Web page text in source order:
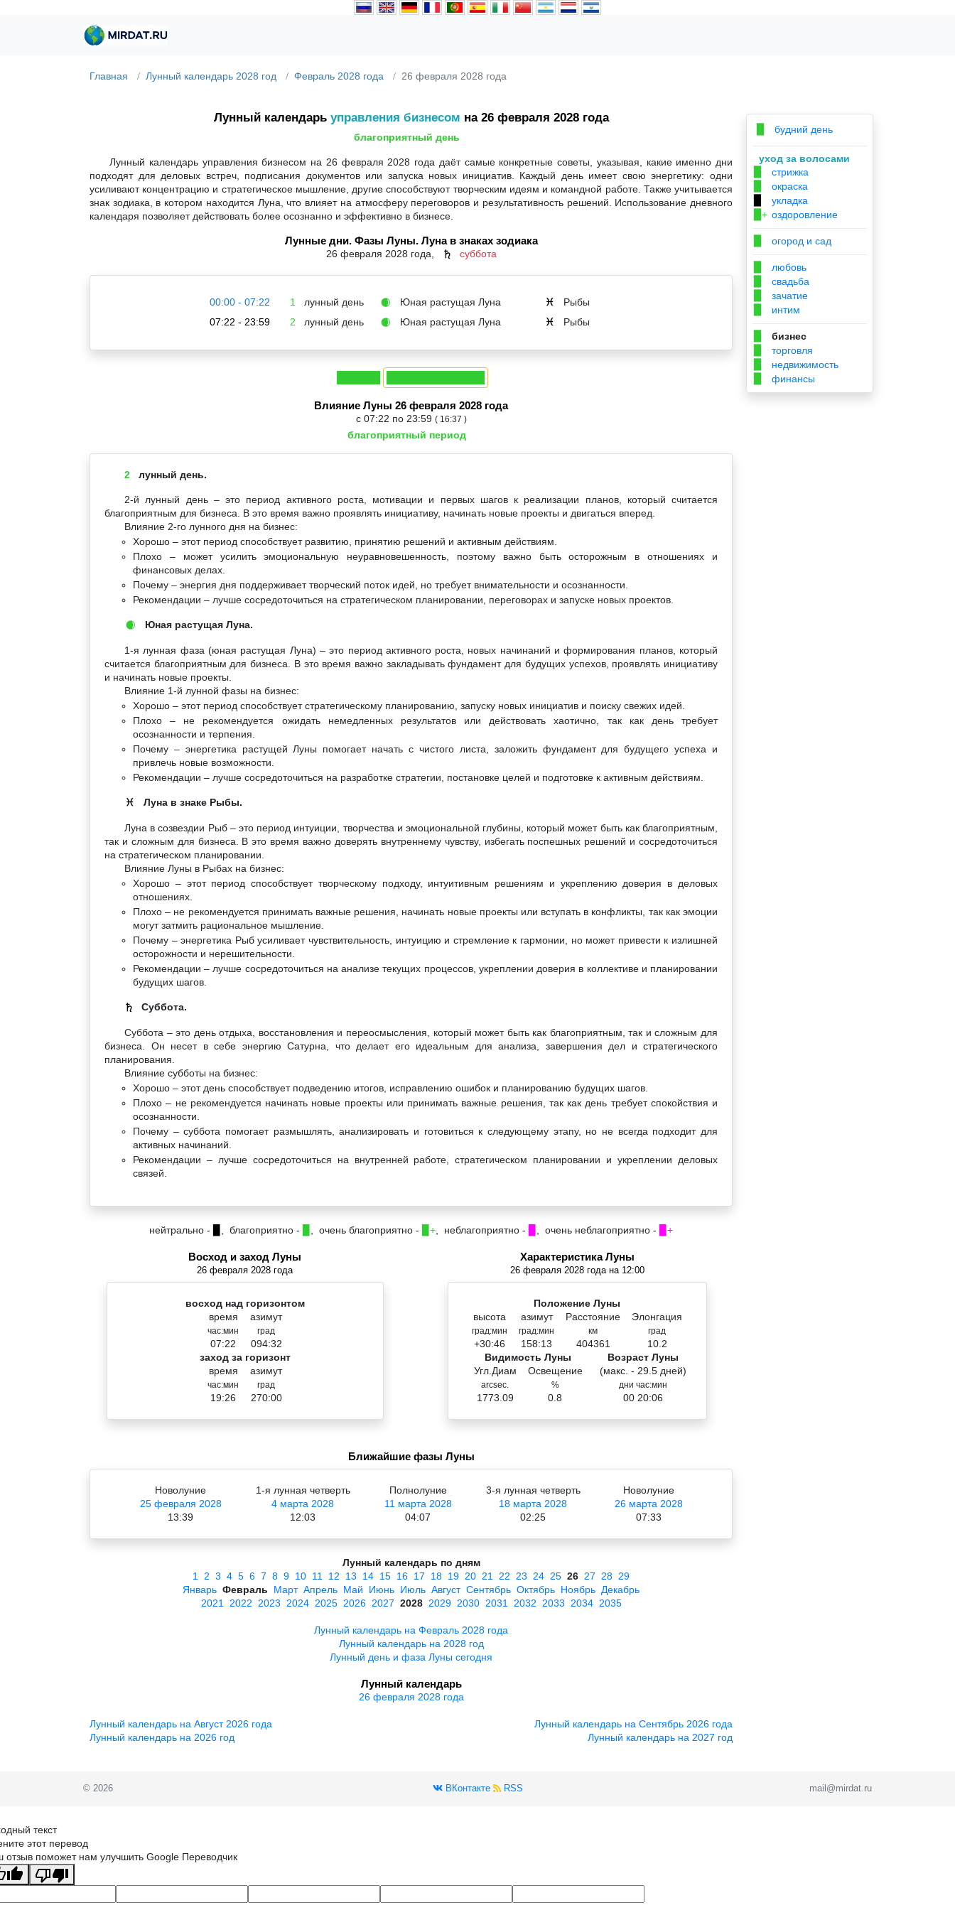
Главная Лунный календарь 2028 год Февраль 2028 года 26 февраля 2028 года
Лунный календарь управления бизнесом на 26 февраля 2028 года
благоприятный день
Лунный календарь управления бизнесом на 26 февраля 2028 года даёт самые конкретные советы, указывая, какие именно дни
подходят для деловых встреч, подписания документов или запуска новых инициатив. Каждый день имеет свою энергетику: одни
усиливают концентрацию и стратегическое мышление, другие способствуют творческим идеям и командной работе. Также учитывается
знак зодиака, в котором находится Луна, что влияет на атмосферу переговоров и результативность решений. Использование дневного
календаря позволяет действовать более осознанно и эффективно в бизнесе.
Лунные дни. Фазы Луны. Луна в знаках зодиака
26 февраля 2028 года, ♄ суббота
00:00 - 07:22 1 лунный день 🌒 Юная растущая Луна ♓
Рыбы
07:22 - 23:59
2 лунный день 🌒 Юная растущая Луна ♓ Рыбы
Влияние Луны 26 февраля 2028 года
с 07:22 по 23:59 ( 16:37 )
благоприятный период
2 лунный день.
2-й лунный день – это период активного роста, мотивации и первых шагов к реализации планов, который считается
благоприятным для бизнеса. В это время важно проявлять инициативу, начинать новые проекты и двигаться вперед.
Влияние 2-го лунного дня на бизнес:
Хорошо – этот период способствует развитию, принятию решений и активным действиям.
Плохо – может усилить эмоциональную неуравновешенность, поэтому важно быть осторожным в отношениях и
финансовых делах.
Почему – энергия дня поддерживает творческий поток идей, но требует внимательности и осознанности.
Рекомендации – лучше сосредоточиться на стратегическом планировании, переговорах и запуске новых проектов.
🌒 Юная растущая Луна.
1-я лунная фаза (юная растущая Луна) – это период активного роста, новых начинаний и формирования планов, который
считается благоприятным для бизнеса. В это время важно закладывать фундамент для будущих успехов, проявлять инициативу
и начинать новые проекты.
Влияние 1-й лунной фазы на бизнес:
Хорошо – этот период способствует стратегическому планированию, запуску новых инициатив и поиску свежих идей.
Плохо – не рекомендуется ожидать немедленных результатов или действовать хаотично, так как день требует
осознанности и терпения.
Почему – энергетика растущей Луны помогает начать с чистого листа, заложить фундамент для будущего успеха и
привлечь новые возможности.
Рекомендации – лучше сосредоточиться на разработке стратегии, постановке целей и подготовке к активным действиям.
♓ Луна в знаке Рыбы.
Луна в созвездии Рыб – это период интуиции, творчества и эмоциональной глубины, который может быть как благоприятным,
так и сложным для бизнеса. В это время важно доверять внутреннему чувству, избегать поспешных решений и сосредоточиться
на стратегическом планировании.
Влияние Луны в Рыбах на бизнес:
Хорошо – этот период способствует творческому подходу, интуитивным решениям и укреплению доверия в деловых
отношениях.
Плохо – не рекомендуется принимать важные решения, начинать новые проекты или вступать в конфликты, так как эмоции
могут затмить рациональное мышление.
Почему – энергетика Рыб усиливает чувствительность, интуицию и стремление к гармонии, но может привести к излишней
осторожности и нерешительности.
Рекомендации – лучше сосредоточиться на анализе текущих процессов, укреплении доверия в коллективе и планировании
будущих шагов.
♄ Суббота.
Суббота – это день отдыха, восстановления и переосмысления, который может быть как благоприятным, так и сложным для
бизнеса. Он несет в себе энергию Сатурна, что делает его идеальным для анализа, завершения дел и стратегического
планирования.
Влияние субботы на бизнес:
Хорошо – этот день способствует подведению итогов, исправлению ошибок и планированию будущих шагов.
Плохо – не рекомендуется начинать новые проекты или принимать важные решения, так как день требует спокойствия и
осознанности.
Почему – суббота помогает размышлять, анализировать и готовиться к следующему этапу, но не всегда подходит для
активных начинаний.
Рекомендации – лучше сосредоточиться на внутренней работе, стратегическом планировании и укреплении деловых
связей.
нейтрально - , благоприятно - , очень благоприятно - ▉+ , неблагоприятно - , очень неблагоприятно - ▉+
Восход и заход Луны
26 февраля 2028 года
восход над горизонтом
время
час:мин
07:22
азимут
град
094:32
заход за горизонт
время
час:мин
19:26
азимут
град
270:00
Характеристика Луны
26 февраля 2028 года на 12:00
Положение Луны
высота
град:мин
+30:46
азимут
град:мин
158:13
Расстояние
км
404361
Элонгация
град
10.2
Видимость Луны
Угл.Диам
arcsec.
1773.09
Освещение
%
0.8
Возраст Луны
(макс. - 29.5 дней)
дни час:мин
00 20:06
Ближайшие фазы Луны
Новолуние
25 февраля 2028
13:39
1-я лунная четверть
4 марта 2028
12:03
Полнолуние
11 марта 2028
04:07
3-я лунная четверть
18 марта 2028
02:25
Новолуние
26 марта 2028
07:33
Лунный календарь по дням
1
2 3 4 5 6 7 8 9 10 11 12 13 14 15 16 17 18 19 20 21 22 23 24 25 26 27 28 29
Январь Февраль Март Апрель Май Июнь Июль Август Сентябрь Октябрь Ноябрь Декабрь
2021
2022 2023 2024 2025 2026 2027 2028 2029 2030 2031 2032 2033 2034 2035
Лунный календарь на Февраль 2028 года
Лунный календарь на 2028 год
Лунный день и фаза Луны сегодня
Лунный календарь
26 февраля 2028 года
Лунный календарь на Август 2026 года
Лунный календарь на 2026 год
Лунный календарь на Сентябрь 2026 года
Лунный календарь на 2027 год
будний день
уход за волосами
стрижка
окраска
укладка
▉+ оздоровление
огород и сад
любовь
свадьба
зачатие
интим
бизнес
торговля
недвижимость
финансы
© 2026 ВКонтакте RSS mail@mirdat.ru
текст
этот перевод
отзыв поможет нам улучшить Google Переводчик